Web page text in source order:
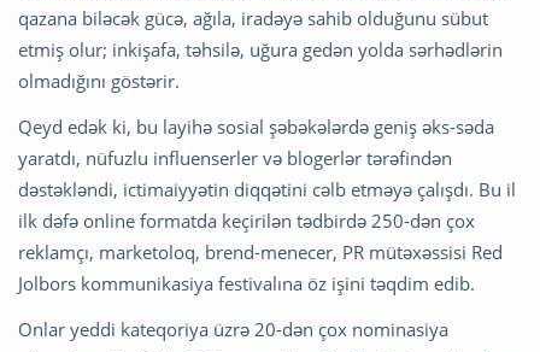
qazana biləcək gücə, ağıla, iradəyə sahib olduğunu sübut
etmiş olur; inkişafa, təhsilə, uğura gedən yolda sərhədlərin
olmadığını göstərir.
Qeyd edək ki, bu layihə sosial şəbəkələrdə geniş əks-səda
yaratdı, nüfuzlu influenserler və blogerlər tərəfindən
dəstəkləndi, ictimaiyyətin diqqətini cəlb etməyə çalışdı. Bu il
ilk dəfə online formatda keçirilən tədbirdə 250-dən çox
reklamçı, marketoloq, brend-menecer, PR mütəxəssisi Red
Jolbors kommunikasiya festivalına öz işini təqdim edib.
Onlar yeddi kateqoriya üzrə 20-dən çox nominasiya